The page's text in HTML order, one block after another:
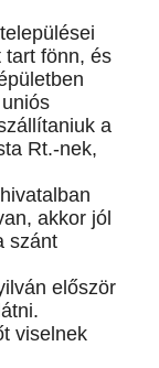
tart fönn, és
a
Rt.-nek,
akkor jól
szánt
először
viselnek